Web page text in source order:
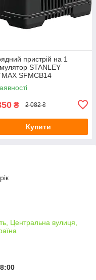
пристрій на 1
STANLEY
SFMCB14
₴ 2 082 ₴
Купити
Центральна вулиця,